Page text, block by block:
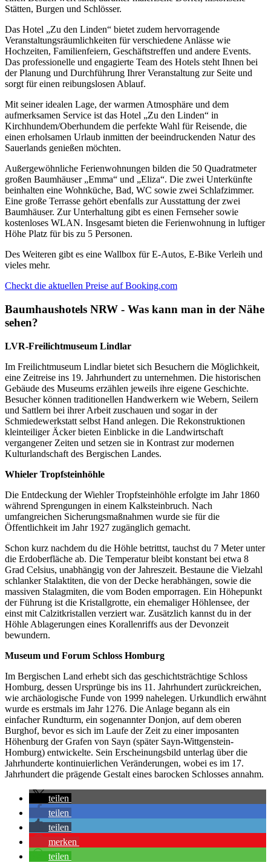
Stätten, Burgen und Schlösser.
Das Hotel „Zu den Linden“ bietet zudem hervorragende
Veranstaltungsräumlichkeiten für verschiedene Anlässe wie
Hochzeiten, Familienfeiern, Geschäftstreffen und andere Events.
Das professionelle und engagierte Team des Hotels steht Ihnen bei
der Planung und Durchführung Ihrer Veranstaltung zur Seite und
sorgt für einen reibungslosen Ablauf.
Mit seiner idealen Lage, der warmen Atmosphäre und dem
aufmerksamen Service ist das Hotel „Zu den Linden“ in
Kirchhundem/Oberhundem die perfekte Wahl für Reisende, die
einen erholsamen Urlaub inmitten der beeindruckenden Natur des
Sauerlands genießen möchten.
Außergewöhnliche Ferienwohnungen bilden die 50 Quadratmeter
großen Baumhäuser „Emma“ und „Eliza“. Die zwei Unterkünfte
beinhalten eine Wohnküche, Bad, WC sowie zwei Schlafzimmer.
Eine große Terrasse gehört ebenfalls zur Ausstattung der zwei
Baumhäuser. Zur Unterhaltung gibt es einen Fernseher sowie
kostenloses WLAN. Insgesamt bieten die Ferienwohnung in luftiger
Höhe Platz für bis zu 5 Personen.
Des Weiteren gibt es eine Wallbox für E-Autos, E-Bike Verleih und
vieles mehr.
Checkt die aktuellen Preise auf Booking.com
Baumhaushotels NRW - Was kann man in der Nähe
sehen?
LVR-Freilichtmuseum Lindlar
Im Freilichtmuseum Lindlar bietet sich Besuchern die Möglichkeit,
eine Zeitreise ins 19. Jahrhundert zu unternehmen. Die historischen
Gebäude des Museums erzählen jeweils ihre eigene Geschichte.
Besucher können traditionellen Handwerkern wie Webern, Seilern
und Sattlern bei ihrer Arbeit zuschauen und sogar in der
Schmiedewerkstatt selbst Hand anlegen. Die Rekonstruktionen
kleinteiliger Äcker bieten Einblicke in die Landwirtschaft
vergangener Zeiten und setzen sie in Kontrast zur modernen
Kulturlandschaft des Bergischen Landes.
Whieler Tropfsteinhöhle
Die Entdeckung der Wiehler Tropfsteinhöhle erfolgte im Jahr 1860
während Sprengungen in einem Kalksteinbruch. Nach
umfangreichen Sicherungsmaßnahmen wurde sie für die
Öffentlichkeit im Jahr 1927 zugänglich gemacht.
Schon kurz nachdem du die Höhle betrittst, tauchst du 7 Meter unter
die Erdoberfläche ab. Die Temperatur bleibt konstant bei etwa 8
Grad Celsius, unabhängig von der Jahreszeit. Bestaune die Vielzahl
schlanker Stalaktiten, die von der Decke herabhängen, sowie die
massiven Stalagmiten, die vom Boden emporragen. Ein Höhepunkt
der Führung ist die Kristallgrotte, ein ehemaliger Höhlensee, der
einst mit Calzitkristallen verziert war. Zusätzlich kannst du in der
Höhle Ablagerungen eines Korallenriffs aus der Devonzeit
bewundern.
Museum und Forum Schloss Homburg
Im Bergischen Land erhebt sich das geschichtsträchtige Schloss
Homburg, dessen Ursprünge bis ins 11. Jahrhundert zurückreichen,
wie archäologische Funde von 1999 nahelegen. Urkundlich erwähnt
wurde es erstmals im Jahr 1276. Die Anlage begann als ein
einfacher Rundturm, ein sogenannter Donjon, auf dem oberen
Burghof, bevor es sich im Laufe der Zeit zu einer imposanten
Höhenburg der Grafen von Sayn (später Sayn-Wittgenstein-
Homburg) entwickelte. Sein Erscheinungsbild unterlag über die
Jahrhunderte kontinuierlichen Veränderungen, wobei es im 17.
Jahrhundert die prägende Gestalt eines barocken Schlosses annahm.
teilen
teilen
teilen
merken
teilen